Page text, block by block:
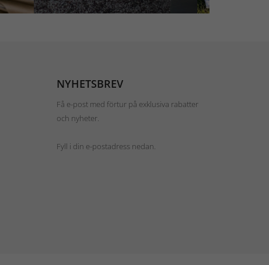
NYHETSBREV
Få e-post med förtur på exklusiva rabatter
och nyheter.
Fyll i din e-postadress nedan.